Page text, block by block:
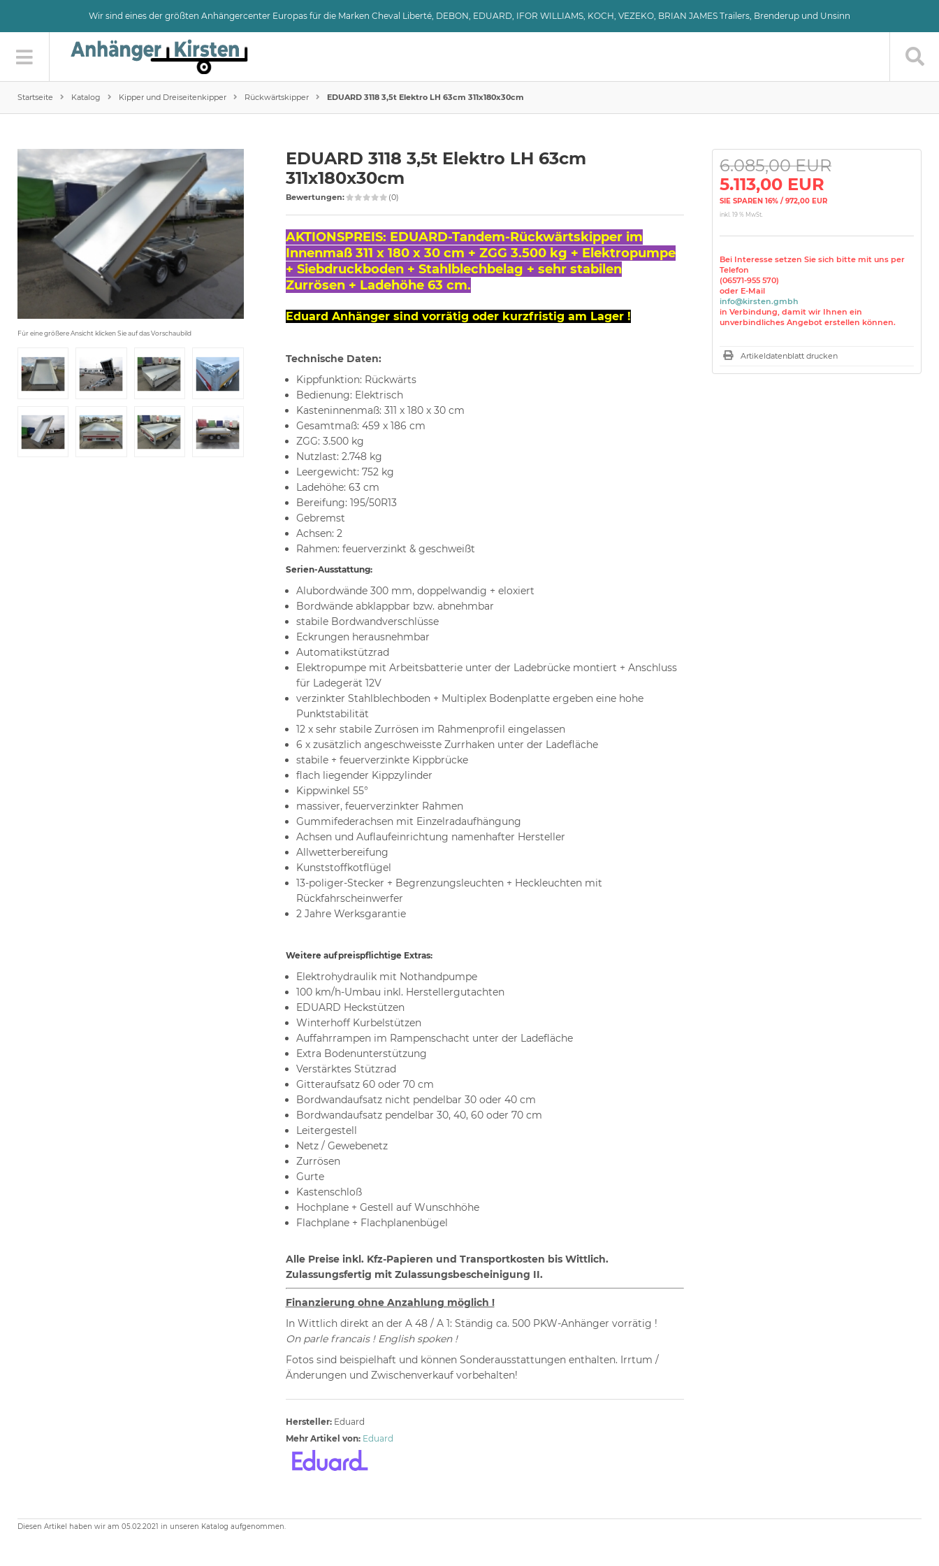
Wir sind eines der größten Anhängercenter Europas für die Marken Cheval Liberté, DEBON, EDUARD, IFOR WILLIAMS, KOCH, VEZEKO, BRIAN JAMES Trailers, Brenderup und Unsinn
Startseite Katalog Kipper und Dreiseitenkipper Rückwärtskipper EDUARD 3118 3,5t Elektro LH 63cm 311x180x30cm
Für eine größere Ansicht klicken Sie auf das Vorschaubild
EDUARD 3118 3,5t Elektro LH 63cm
311x180x30cm
Bewertungen: (0)
AKTIONSPREIS: EDUARD-Tandem-Rückwärtskipper im
Innenmaß 311 x 180 x 30 cm + ZGG 3.500 kg + Elektropumpe
+ Siebdruckboden + Stahlblechbelag + sehr stabilen
Zurrösen + Ladehöhe 63 cm.
Eduard Anhänger sind vorrätig oder kurzfristig am Lager !
Technische Daten:
Kippfunktion: Rückwärts
Bedienung: Elektrisch
Kasteninnenmaß: 311 x 180 x 30 cm
Gesamtmaß: 459 x 186 cm
ZGG: 3.500 kg
Nutzlast: 2.748 kg
Leergewicht: 752 kg
Ladehöhe: 63 cm
Bereifung: 195/50R13
Gebremst
Achsen: 2
Rahmen: feuerverzinkt & geschweißt
Serien-Ausstattung:
Alubordwände 300 mm, doppelwandig + eloxiert
Bordwände abklappbar bzw. abnehmbar
stabile Bordwandverschlüsse
Eckrungen herausnehmbar
Automatikstützrad
Elektropumpe mit Arbeitsbatterie unter der Ladebrücke montiert + Anschluss
für Ladegerät 12V
verzinkter Stahlblechboden + Multiplex Bodenplatte ergeben eine hohe
Punktstabilität
12 x sehr stabile Zurrösen im Rahmenprofil eingelassen
6 x zusätzlich angeschweisste Zurrhaken unter der Ladefläche
stabile + feuerverzinkte Kippbrücke
flach liegender Kippzylinder
Kippwinkel 55°
massiver, feuerverzinkter Rahmen
Gummifederachsen mit Einzelradaufhängung
Achsen und Auflaufeinrichtung namenhafter Hersteller
Allwetterbereifung
Kunststoffkotflügel
13-poliger-Stecker + Begrenzungsleuchten + Heckleuchten mit
Rückfahrscheinwerfer
2 Jahre Werksgarantie
Weitere aufpreispflichtige Extras:
Elektrohydraulik mit Nothandpumpe
100 km/h-Umbau inkl. Herstellergutachten
EDUARD Heckstützen
Winterhoff Kurbelstützen
Auffahrrampen im Rampenschacht unter der Ladefläche
Extra Bodenunterstützung
Verstärktes Stützrad
Gitteraufsatz 60 oder 70 cm
Bordwandaufsatz nicht pendelbar 30 oder 40 cm
Bordwandaufsatz pendelbar 30, 40, 60 oder 70 cm
Leitergestell
Netz / Gewebenetz
Zurrösen
Gurte
Kastenschloß
Hochplane + Gestell auf Wunschhöhe
Flachplane + Flachplanenbügel
Alle Preise inkl. Kfz-Papieren und Transportkosten bis Wittlich.
Zulassungsfertig mit Zulassungsbescheinigung II.
Finanzierung ohne Anzahlung möglich !
In Wittlich direkt an der A 48 / A 1: Ständig ca. 500 PKW-Anhänger vorrätig !
On parle francais ! English spoken !
Fotos sind beispielhaft und können Sonderausstattungen enthalten. Irrtum /
Änderungen und Zwischenverkauf vorbehalten!
Hersteller: Eduard
Mehr Artikel von: Eduard
6.085,00 EUR
5.113,00 EUR
SIE SPAREN 16% / 972,00 EUR
inkl. 19 % MwSt.
Bei Interesse setzen Sie sich bitte mit uns per
Telefon
(06571-955 570)
oder E-Mail
info@kirsten.gmbh
in Verbindung, damit wir Ihnen ein
unverbindliches Angebot erstellen können.
Artikeldatenblatt drucken
Diesen Artikel haben wir am 05.02.2021 in unseren Katalog aufgenommen.